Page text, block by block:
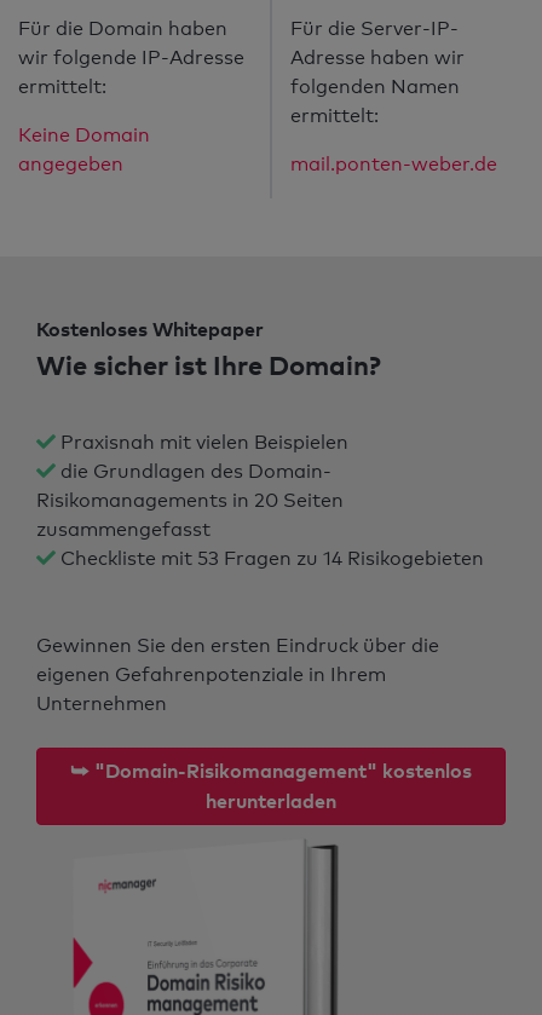
Für die Domain haben
wir folgende IP-Adresse
ermittelt:
Keine Domain
angegeben
Für die Server-IP-
Adresse haben wir
folgenden Namen
ermittelt:
mail.ponten-weber.de
Kostenloses Whitepaper
Wie sicher ist Ihre Domain?
Praxisnah mit vielen Beispielen
die Grundlagen des Domain-
Risikomanagements in 20 Seiten
zusammengefasst
Checkliste mit 53 Fragen zu 14 Risikogebieten
Gewinnen Sie den ersten Eindruck über die
eigenen Gefahrenpotenziale in Ihrem
Unternehmen
⮩ "Domain-Risikomanagement" kostenlos
herunterladen